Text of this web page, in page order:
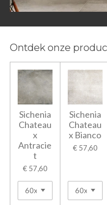
Ontdek onze
Sichenia
Chateau
x
Antracie
t
€ 57,60
Sichenia
Chateau
x Bianco
€ 57,60